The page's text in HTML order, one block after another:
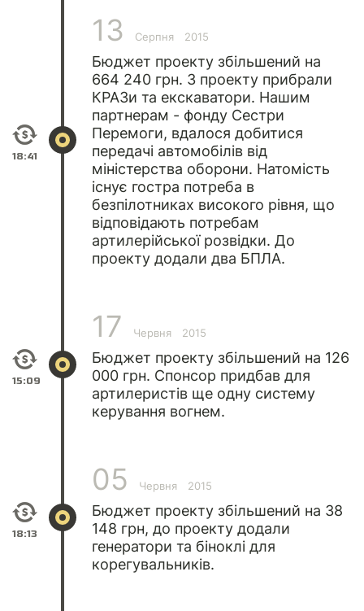
18:41
13 Серпня 2015
Бюджет проекту збільшений на
664 240 грн. З проекту прибрали
КРАЗи та екскаватори. Нашим
партнерам - фонду Сестри
Перемоги, вдалося добитися
передачі автомобілів від
міністерства оборони. Натомість
існує гостра потреба в
безпілотниках високого рівня, що
відповідають потребам
артилерійської розвідки. До
проекту додали два БПЛА.
15:09
17 Червня 2015
Бюджет проекту збільшений на 126
000 грн. Спонсор придбав для
артилеристів ще одну систему
керування вогнем.
18:13
05 Червня 2015
Бюджет проекту збільшений на 38
148 грн, до проекту додали
генератори та біноклі для
корегувальників.